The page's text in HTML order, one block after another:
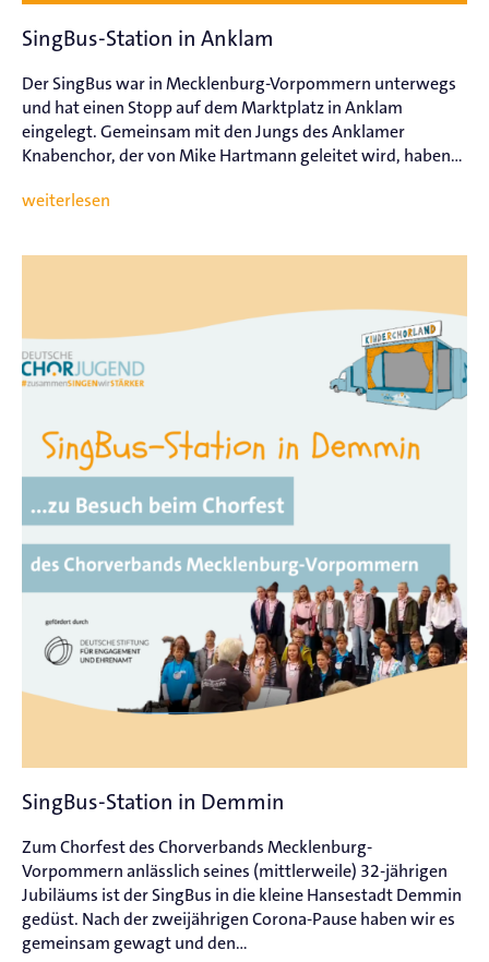
SingBus-Station in Anklam
Der SingBus war in Mecklenburg-Vorpommern unterwegs
und hat einen Stopp auf dem Marktplatz in Anklam
eingelegt. Gemeinsam mit den Jungs des Anklamer
Knabenchor, der von Mike Hartmann geleitet wird, haben...
weiterlesen
SingBus-Station in Demmin
Zum Chorfest des Chorverbands Mecklenburg-
Vorpommern anlässlich seines (mittlerweile) 32-jährigen
Jubiläums ist der SingBus in die kleine Hansestadt Demmin
gedüst. Nach der zweijährigen Corona-Pause haben wir es
gemeinsam gewagt und den...